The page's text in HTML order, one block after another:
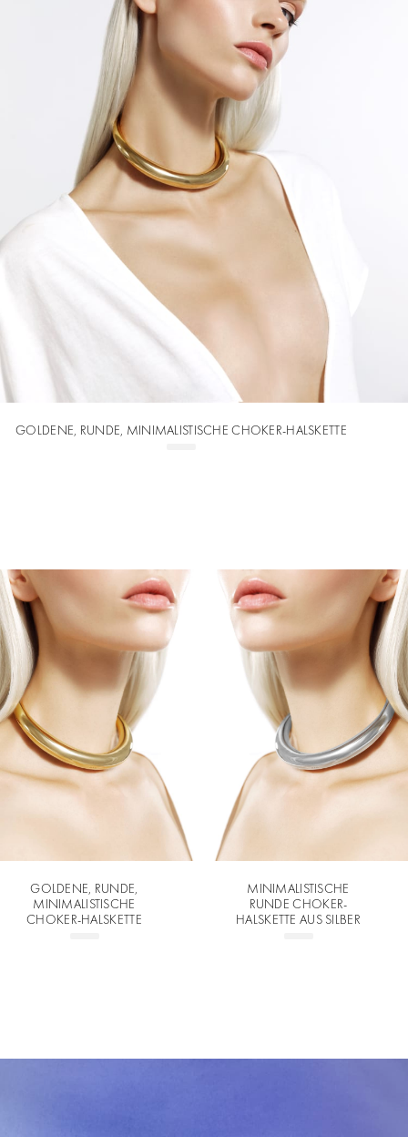
GOLDENE, RUNDE, MINIMALISTISCHE CHOKER-HALSKETTE
GOLDENE, RUNDE,
MINIMALISTISCHE
CHOKER-HALSKETTE
MINIMALISTISCHE
RUNDE CHOKER-
HALSKETTE AUS SILBER